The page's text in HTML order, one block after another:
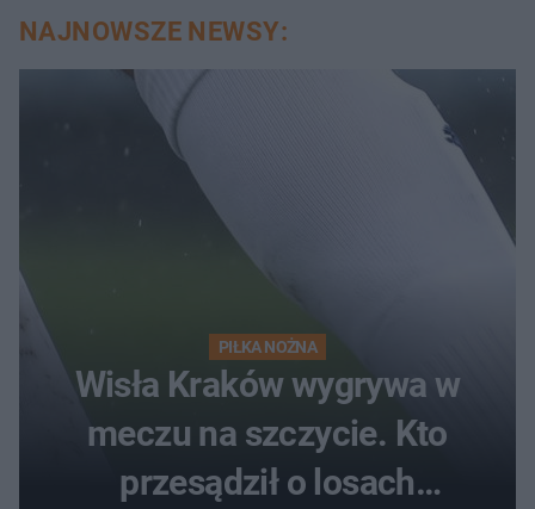
NAJNOWSZE NEWSY:
PIŁKA NOŻNA
Wisła Kraków wygrywa w
meczu na szczycie. Kto
przesądził o losach